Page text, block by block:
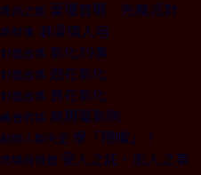
風尚之旅 要懂首爾 先瘋派對
新鮮事 浪漫情人塔
封面故事 彰化39美
封面故事 遊在彰化
封面故事 食在彰化
編者的話 商周電影院
創辦人聊天室 學「閉嘴」！
商場自慢塾 受人之託，忠人之事